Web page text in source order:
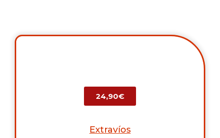
24,90€
Extravíos